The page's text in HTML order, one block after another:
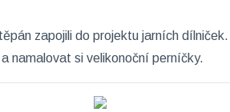
zapojili do ​ projektu jarních dílniček.
namalovat si velikonoční perníčky.